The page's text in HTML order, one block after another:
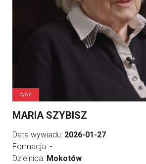
cywil
MARIA SZYBISZ
Data wywiadu: 2026-01-27
Formacja: -
Dzielnica: Mokotów